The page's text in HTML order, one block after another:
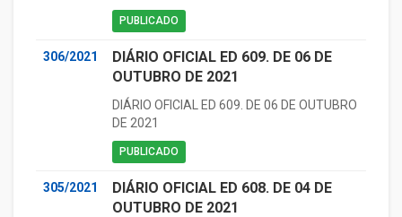
PUBLICADO
306/2021
DIÁRIO OFICIAL ED 609. DE 06 DE
OUTUBRO DE 2021
DIÁRIO OFICIAL ED 609. DE 06 DE OUTUBRO
DE 2021
PUBLICADO
305/2021
DIÁRIO OFICIAL ED 608. DE 04 DE
OUTUBRO DE 2021